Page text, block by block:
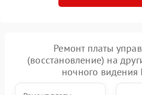
Ремонт платы
(восстановление) на
ночного видения